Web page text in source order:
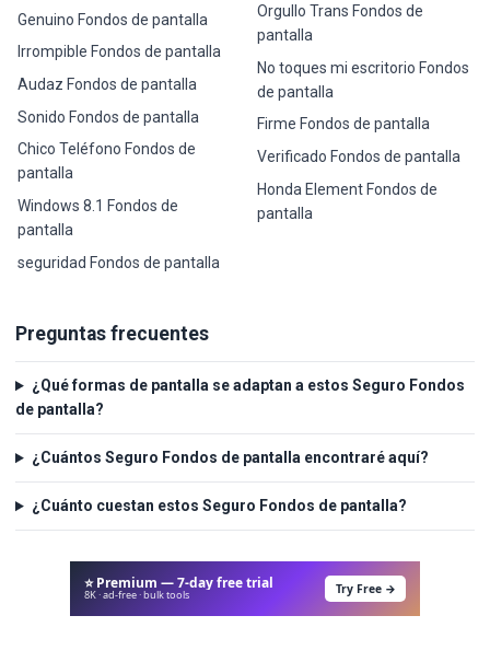
Genuino Fondos de pantalla
Irrompible Fondos de pantalla
Audaz Fondos de pantalla
Sonido Fondos de pantalla
Chico Teléfono Fondos de
pantalla
Windows 8.1 Fondos de
pantalla
seguridad Fondos de pantalla
Orgullo Trans Fondos de
pantalla
No toques mi escritorio Fondos
de pantalla
Firme Fondos de pantalla
Verificado Fondos de pantalla
Honda Element Fondos de
pantalla
Preguntas frecuentes
¿Qué formas de pantalla se adaptan a estos Seguro Fondos
de pantalla?
¿Cuántos Seguro Fondos de pantalla encontraré aquí?
¿Cuánto cuestan estos Seguro Fondos de pantalla?
⭐ Premium — 7-day free trial
8K · ad-free · bulk tools Try Free →